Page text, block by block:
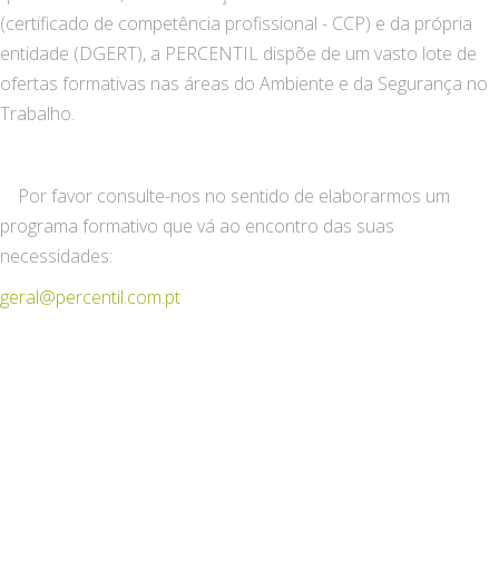
(certificado de competência profissional - CCP) e da própria
entidade (DGERT), a PERCENTIL dispõe de um vasto lote de
ofertas formativas nas áreas do Ambiente e da Segurança no
Trabalho.
Por favor consulte-nos no sentido de elaborarmos um
programa formativo que vá ao encontro das suas
necessidades:
geral@percentil.com.pt